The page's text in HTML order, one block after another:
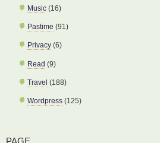
Music (16)
Pastime (91)
Privacy (6)
Read (9)
Travel (188)
Wordpress (125)